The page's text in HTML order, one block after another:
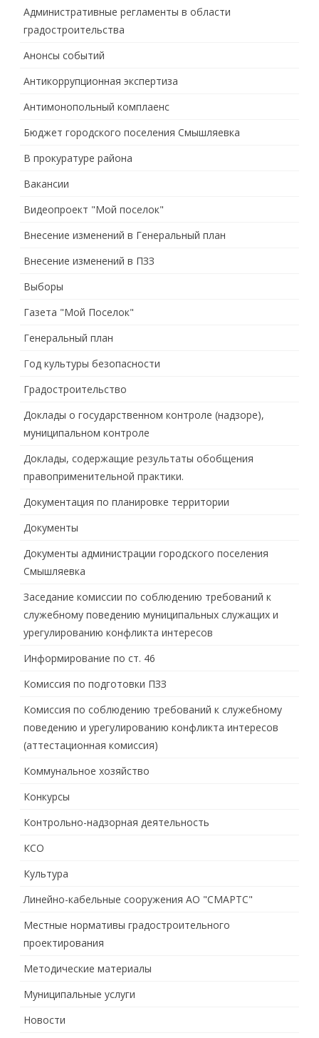
Административные регламенты в области
градостроительства
Анонсы событий
Антикоррупционная экспертиза
Антимонопольный комплаенс
Бюджет городского поселения Смышляевка
В прокуратуре района
Вакансии
Видеопроект "Мой поселок"
Внесение изменений в Генеральный план
Внесение изменений в ПЗЗ
Выборы
Газета "Мой Поселок"
Генеральный план
Год культуры безопасности
Градостроительство
Доклады о государственном контроле (надзоре),
муниципальном контроле
Доклады, содержащие результаты обобщения
правоприменительной практики.
Документация по планировке территории
Документы
Документы администрации городского поселения
Смышляевка
Заседание комиссии по соблюдению требований к
служебному поведению муниципальных служащих и
урегулированию конфликта интересов
Информирование по ст. 46
Комиссия по подготовки ПЗЗ
Комиссия по соблюдению требований к служебному
поведению и урегулированию конфликта интересов
(аттестационная комиссия)
Коммунальное хозяйство
Конкурсы
Контрольно-надзорная деятельность
КСО
Культура
Линейно-кабельные сооружения АО "СМАРТС"
Местные нормативы градостроительного
проектирования
Методические материалы
Муниципальные услуги
Новости